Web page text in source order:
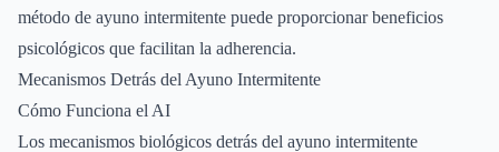
método de ayuno intermitente puede proporcionar beneficios
psicológicos que facilitan la adherencia.
Mecanismos Detrás del Ayuno Intermitente
Cómo Funciona el AI
Los mecanismos biológicos detrás del ayuno intermitente